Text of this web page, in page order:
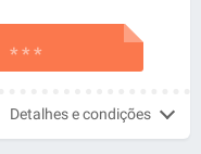
* * *
Detalhes e condições